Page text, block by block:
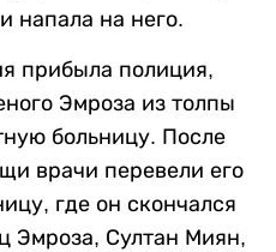
напала на него.
прибыла полиция,
Эмроза из толпы
больницу. После
врачи перевели его
где он скончался
Эмроза, Султан Миян,